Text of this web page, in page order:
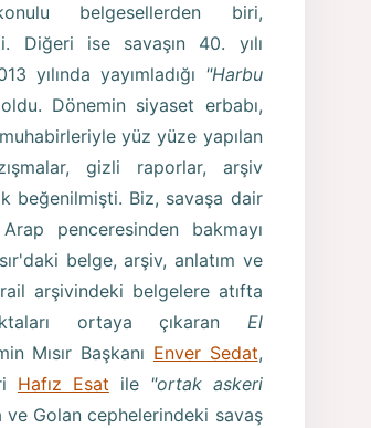
belgesellerden biri,
Diğeri ise savaşın 40. yılı
yılında yayımladığı "Harbu
Dönemin siyaset erbabı,
yüz yüze yapılan
gizli raporlar, arşiv
beğenilmişti. Biz, savaşa dair
penceresinden bakmayı
belge, arşiv, anlatım ve
arşivindeki belgelere atıfta
ortaya çıkaran El
Mısır Başkanı Enver Sedat,
Hafız Esat ile "ortak askeri
ve Golan cephelerindeki savaş